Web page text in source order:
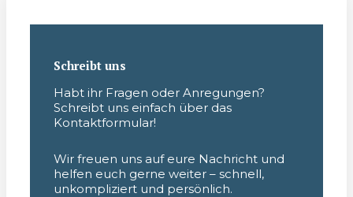
Schreibt uns
Habt ihr Fragen oder Anregungen?
Schreibt uns einfach über das
Kontaktformular!
Wir freuen uns auf eure Nachricht und
helfen euch gerne weiter – schnell,
unkompliziert und persönlich.